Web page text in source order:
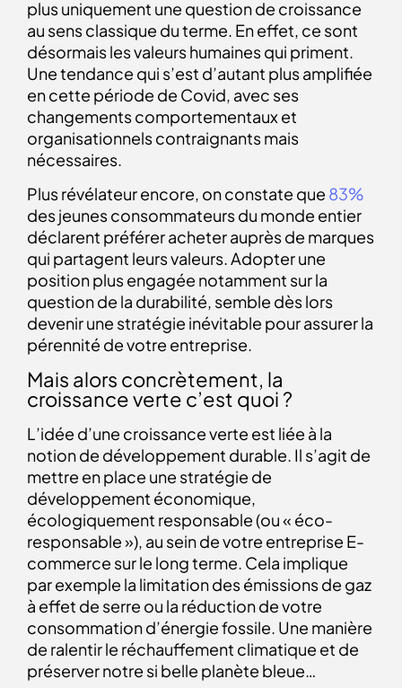
plus uniquement une question de croissance
au sens classique du terme. En effet, ce sont
désormais les valeurs humaines qui priment.
Une tendance qui s’est d’autant plus amplifiée
en cette période de Covid, avec ses
changements comportementaux et
organisationnels contraignants mais
nécessaires.
Plus révélateur encore, on constate que 83%
des jeunes consommateurs du monde entier
déclarent préférer acheter auprès de marques
qui partagent leurs valeurs. Adopter une
position plus engagée notamment sur la
question de la durabilité, semble dès lors
devenir une stratégie inévitable pour assurer la
pérennité de votre entreprise.
Mais alors concrètement, la
croissance verte c’est quoi ?
L’idée d’une croissance verte est liée à la
notion de développement durable. Il s’agit de
mettre en place une stratégie de
développement économique,
écologiquement responsable (ou « éco-
responsable »), au sein de votre entreprise E-
commerce sur le long terme. Cela implique
par exemple la limitation des émissions de gaz
à effet de serre ou la réduction de votre
consommation d’énergie fossile. Une manière
de ralentir le réchauffement climatique et de
préserver notre si belle planète bleue…